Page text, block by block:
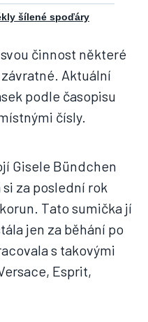
šílené spoďáry
činnost některé
Aktuální
podle časopisu
čísly.
Gisele Bündchen
si za poslední rok
Tato sumička jí
jen za běhání po
s takovými
Esprit,